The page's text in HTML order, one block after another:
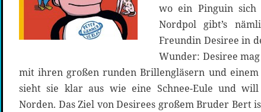
wo ein Pinguin
Nordpol gibt’s
Freundin Desiree in
Wunder: Desiree
mit ihren großen runden Brillengläsern und
sieht sie klar aus wie eine Schnee-Eule und
Norden. Das Ziel von Desirees großem Bruder Bert